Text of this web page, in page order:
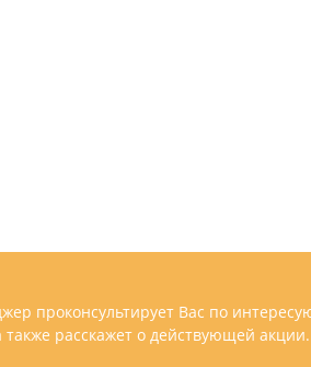
проконсультирует Вас по
также расскажет о действующей акции.